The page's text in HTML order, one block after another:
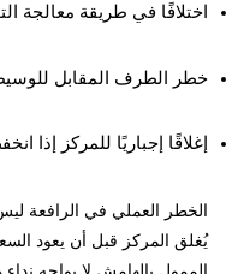
اختلافًا في طريقة معالجة
خطر الطرف المقابل
إغلاقًا إجباريًا للمركز إذا
الخطر العملي في الرافعة
يُغلق المركز قبل أن يعود
الممول بالهامش لا يواجه